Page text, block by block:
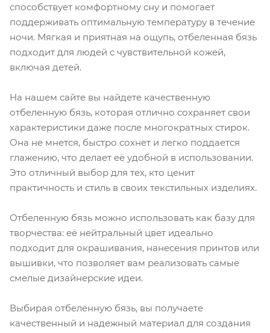
способствует комфортному сну и помогает
поддерживать оптимальную температуру в течение
ночи. Мягкая и приятная на ощупь, отбеленная бязь
подходит для людей с чувствительной кожей,
включая детей.
На нашем сайте вы найдете качественную
отбеленную бязь, которая отлично сохраняет свои
характеристики даже после многократных стирок.
Она не мнется, быстро сохнет и легко поддается
глажению, что делает её удобной в использовании.
Это отличный выбор для тех, кто ценит
практичность и стиль в своих текстильных изделиях.
Отбеленную бязь можно использовать как базу для
творчества: её нейтральный цвет идеально
подходит для окрашивания, нанесения принтов или
вышивки, что позволяет вам реализовать самые
смелые дизайнерские идеи.
Выбирая отбеленную бязь, вы получаете
качественный и надежный материал для создания